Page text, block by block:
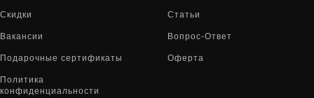
Скидки Статьи
Вакансии Вопрос-Ответ
Подарочные сертификаты Оферта
Политика
конфиденциальности